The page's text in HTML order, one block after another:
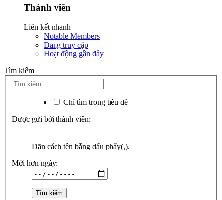
Thành viên
Liên kết nhanh
Notable Members
Đang truy cập
Hoạt động gần đây
Tìm kiếm
Chỉ tìm trong tiêu đề
Được gửi bởi thành viên:
Dãn cách tên bằng dấu phẩy(,).
Mới hơn ngày: